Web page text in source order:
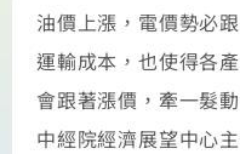
油價上漲，電價勢必
運輸成本，也使得各
會跟著漲價，牽一髮
中經院經濟展望中心